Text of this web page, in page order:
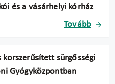
és a vásárhelyi kórház
Tovább
korszerűsített sürgősségi
Gyógyközpontban